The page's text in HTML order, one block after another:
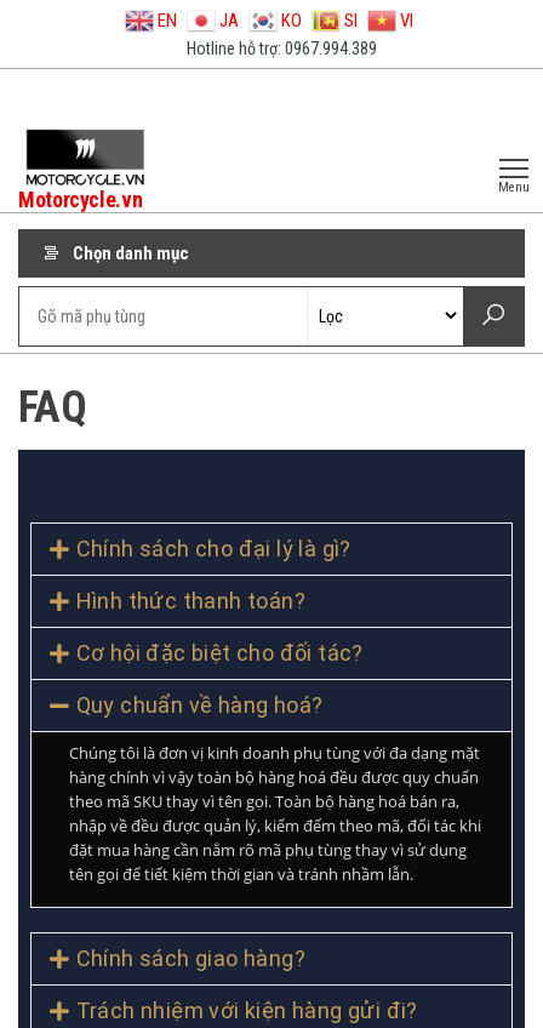
EN JA KO SI VI
Hotline hỗ trợ: 0967.994.389
Motorcycle.vn Menu
Chọn danh mục
FAQ
Chính sách cho đại lý là gì?
Hình thức thanh toán?
Cơ hội đặc biệt cho đối tác?
Quy chuẩn về hàng hoá?
Chúng tôi là đơn vị kinh doanh phụ tùng với đa dạng mặt
hàng chính vì vậy toàn bộ hàng hoá đều được quy chuẩn
theo mã SKU thay vì tên gọi. Toàn bộ hàng hoá bán ra,
nhập về đều được quản lý, kiểm đếm theo mã, đối tác khi
đặt mua hàng cần nắm rõ mã phụ tùng thay vì sử dụng
tên gọi để tiết kiệm thời gian và tránh nhầm lẫn.
Chính sách giao hàng?
Trách nhiệm với kiện hàng gửi đi?